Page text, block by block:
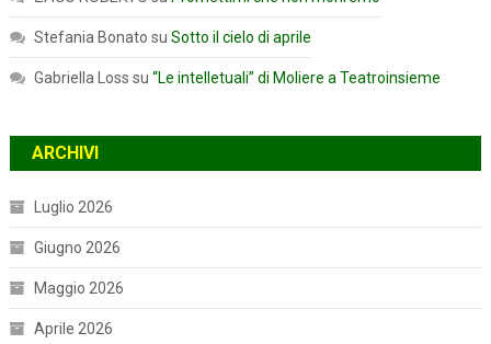
Stefania Bonato su Sotto il cielo di aprile
Gabriella Loss su “Le intelletuali” di Moliere a Teatroinsieme
ARCHIVI
Luglio 2026
Giugno 2026
Maggio 2026
Aprile 2026